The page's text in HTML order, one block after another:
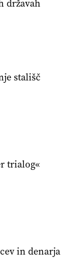
#IMCAP
#CAP
za
le količina
državah
stališč
trialog«
Brexit igra časa, živcev in denarja